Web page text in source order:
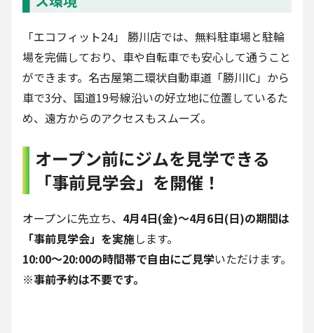
「エコフィット24」 勝川店では、無料駐車場と駐輪
場を完備しており、車や自転車でも安心して通うこと
ができます。名古屋第二環状自動車道「勝川IC」から
車で3分、国道19号線沿いの好立地に位置しているた
め、遠方からのアクセスもスムーズ。
オープン前にジムを見学できる
「事前見学会」を開催！
オープンに先立ち、 4月4日(金)〜4月6日(日)の期間は
「事前見学会」を実施します。
10:00〜20:00の時間帯で自由にご見学いただけます。
※事前予約は不要です。